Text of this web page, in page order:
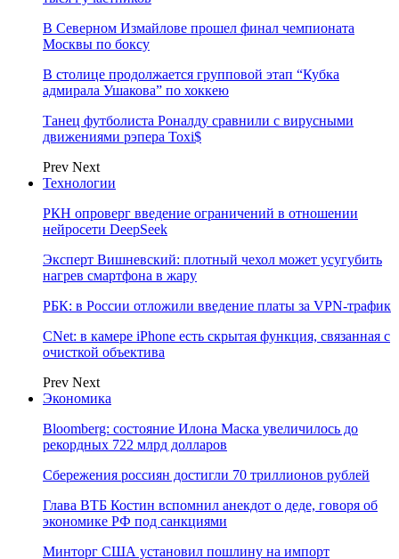
В Северном Измайлове прошел финал чемпионата
Москвы по боксу
В столице продолжается групповой этап “Кубка
адмирала Ушакова” по хоккею
Танец футболиста Роналду сравнили с вирусными
движениями рэпера Toxi$
Prev Next
Технологии
РКН опроверг введение ограничений в отношении
нейросети DeepSeek
Эксперт Вишневский: плотный чехол может усугубить
нагрев смартфона в жару
РБК: в России отложили введение платы за VPN-трафик
CNet: в камере iPhone есть скрытая функция, связанная с
очисткой объектива
Prev Next
Экономика
Bloomberg: состояние Илона Маска увеличилось до
рекордных 722 млрд долларов
Сбережения россиян достигли 70 триллионов рублей
Глава ВТБ Костин вспомнил анекдот о деде, говоря об
экономике РФ под санкциями
Минторг США установил пошлину на импорт